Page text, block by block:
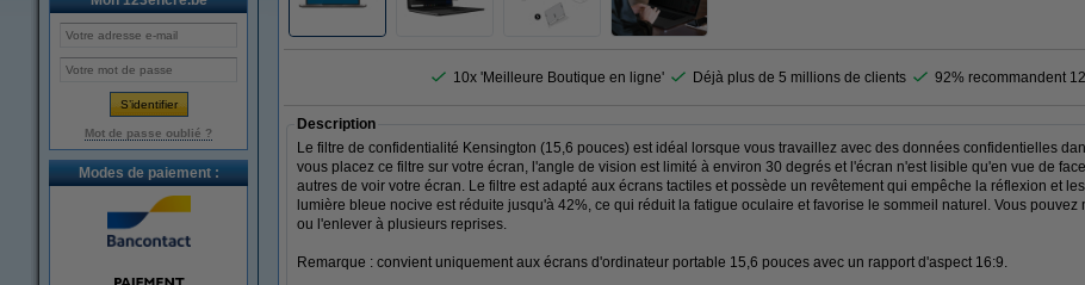
Mot de passe oublié ?
Modes de paiement :
10x 'Meilleure Boutique en ligne' Déjà plus de 5 millions de clients 92% recommandent
Description
Le filtre de confidentialité Kensington (15,6 pouces) est idéal lorsque vous travaillez avec des données confidentielles
vous placez ce filtre sur votre écran, l'angle de vision est limité à environ 30 degrés et l'écran n'est lisible qu'en vue de
autres de voir votre écran. Le filtre est adapté aux écrans tactiles et possède un revêtement qui empêche la réflexion et
lumière bleue nocive est réduite jusqu'à 42%, ce qui réduit la fatigue oculaire et favorise le sommeil naturel. Vous pouvez
ou l'enlever à plusieurs reprises.
Remarque : convient uniquement aux écrans d'ordinateur portable 15,6 pouces avec un rapport d'aspect 16:9.